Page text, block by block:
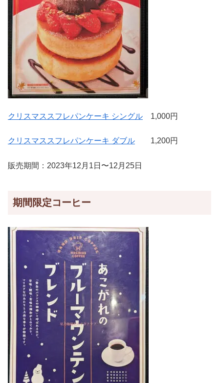
クリスマススフレパンケーキ シングル 1,000円
クリスマススフレパンケーキ ダブル 1,200円
販売期間：2023年12月1日〜12月25日
期間限定コーヒー